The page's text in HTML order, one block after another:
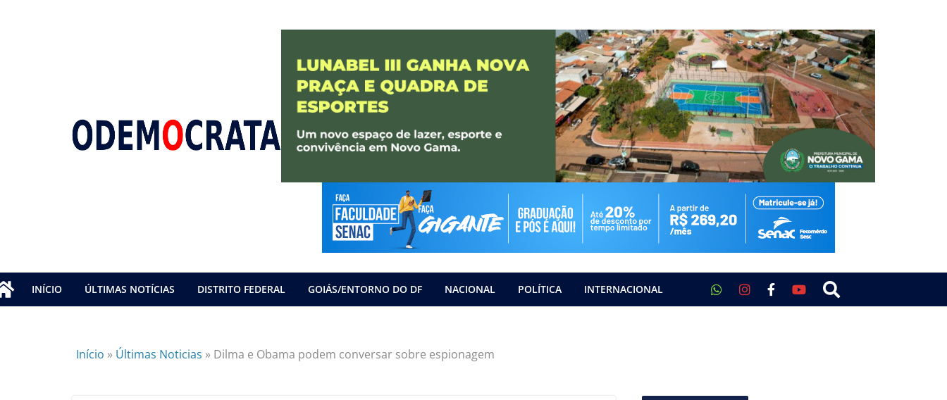
INÍCIO ÚLTIMAS NOTÍCIAS DISTRITO FEDERAL GOIÁS/ENTORNO DO DF NACIONAL POLÍTICA INTERNACIONAL
Início » Últimas Noticias » Dilma e Obama podem conversar sobre espionagem